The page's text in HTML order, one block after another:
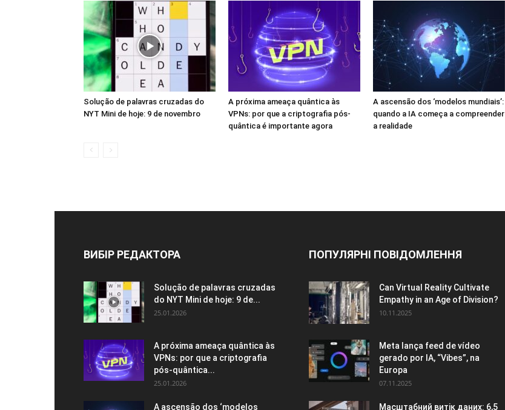
Solução de palavras cruzadas do
NYT Mini de hoje: 9 de novembro
A próxima ameaça quântica às
VPNs: por que a criptografia pós-
quântica é importante agora
A ascensão dos ‘modelos mundiais’:
quando a IA começa a compreender
a realidade
ВИБІР РЕДАКТОРА
Solução de palavras cruzadas
do NYT Mini de hoje: 9 de...
25.01.2026
A próxima ameaça quântica às
VPNs: por que a criptografia
pós-quântica...
25.01.2026
A ascensão dos ‘modelos
ПОПУЛЯРНІ ПОВІДОМЛЕННЯ
Can Virtual Reality Cultivate
Empathy in an Age of Division?
10.11.2025
Meta lança feed de vídeo
gerado por IA, “Vibes”, na
Europa
07.11.2025
Масштабний витік даних: 6,5